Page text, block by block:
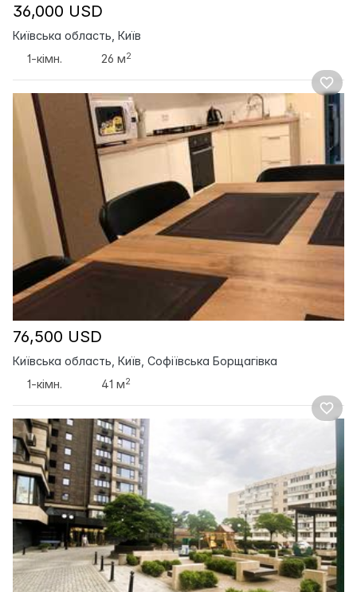
36,000 USD
Київська область, Київ
1-кімн.
26 м2
76,500 USD
Київська область, Київ, Софіївська Борщагівка
1-кімн.
41 м2